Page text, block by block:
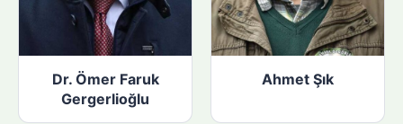
Dr. Ömer Faruk
Gergerlioğlu
Ahmet Şık